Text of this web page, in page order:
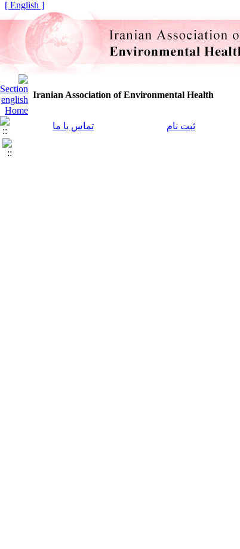
[ English ]
Iranian Association of Environmental Health
ثبت نام تماس با ما